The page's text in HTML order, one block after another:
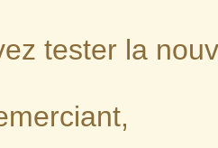
tester la